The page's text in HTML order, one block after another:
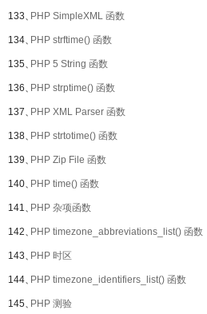
133、PHP SimpleXML 函数
134、PHP strftime() 函数
135、PHP 5 String 函数
136、PHP strptime() 函数
137、PHP XML Parser 函数
138、PHP strtotime() 函数
139、PHP Zip File 函数
140、PHP time() 函数
141、PHP 杂项函数
142、PHP timezone_abbreviations_list() 函数
143、PHP 时区
144、PHP timezone_identifiers_list() 函数
145、PHP 测验